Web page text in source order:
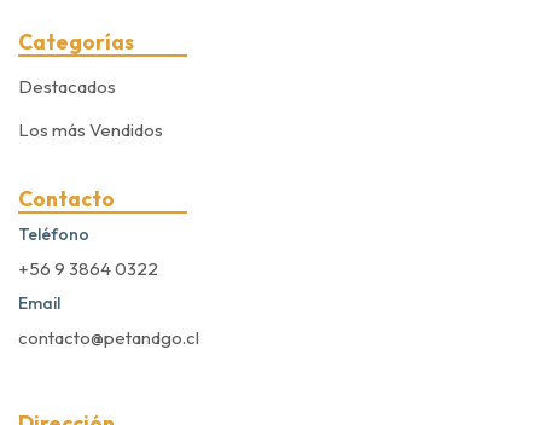
Categorías
Destacados
Los más Vendidos
Contacto
Teléfono
+56 9 3864 0322
Email
contacto@petandgo.cl